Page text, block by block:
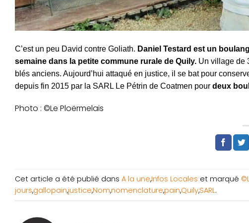
C’est un peu David contre Goliath. Daniel Testard est un
semaine dans la petite commune rurale de Quily. Un village de
blés anciens. Aujourd’hui attaqué en justice, il se bat pour
depuis fin 2015 par la SARL Le Pétrin de Coatmen pour deux
Photo : ©Le Ploërmelais
Cet article a été publié dans A la une,Infos Locales et marqué
jours,gallopain,justice,Nom,nomenclature,pain,Quily,SARL.